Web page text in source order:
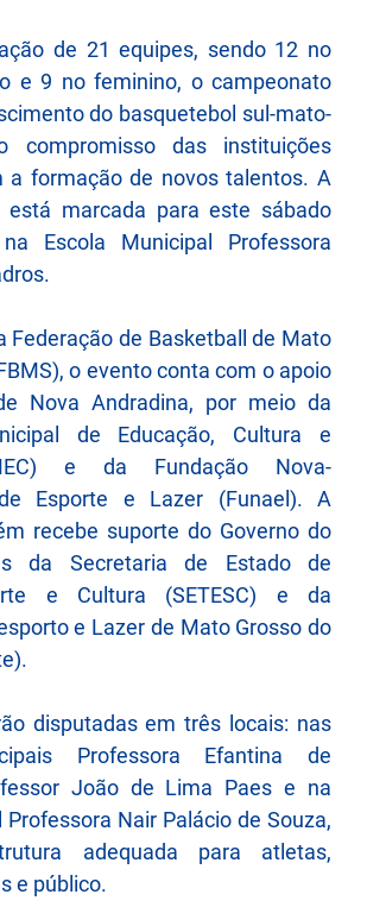
de 21 equipes, sendo 12 no
e 9 no feminino, o campeonato
do basquetebol sul-mato-
compromisso das instituições
a formação de novos talentos. A
está marcada para este sábado
Escola Municipal Professora
Federação de Basketball de Mato
o evento conta com o apoio
Nova Andradina, por meio da
de Educação, Cultura e
e da Fundação Nova-
Esporte e Lazer (Funael). A
recebe suporte do Governo do
da Secretaria de Estado de
e Cultura (SETESC) e da
e Lazer de Mato Grosso do
disputadas em três locais: nas
Professora Efantina de
João de Lima Paes e na
Professora Nair Palácio de Souza,
adequada para atletas,
e público.